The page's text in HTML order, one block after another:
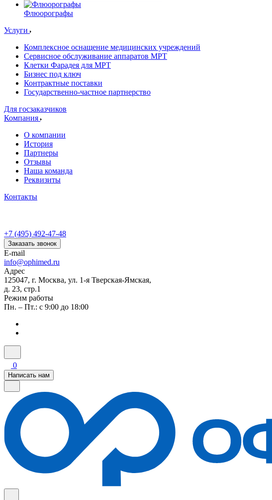
Флюорографы
Услуги
Комплексное оснащение медицинских учреждений
Сервисное обслуживание аппаратов МРТ
Клетки Фарадея для МРТ
Бизнес под ключ
Контрактные поставки
Государственно-частное партнерство
Для госзаказчиков
Компания
О компании
История
Партнеры
Отзывы
Наша команда
Реквизиты
Контакты
+7 (495) 492-47-48
Заказать звонок
E-mail
info@ophimed.ru
Адрес
125047, г. Москва, ул. 1-я Тверская-Ямская,
д. 23, стр.1
Режим работы
Пн. – Пт.: с 9:00 до 18:00
0
Написать нам